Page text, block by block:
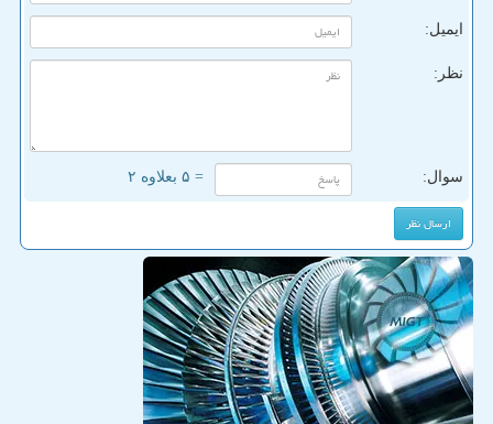
ایمیل:
نظر:
سوال: = ۵ بعلاوه ۲